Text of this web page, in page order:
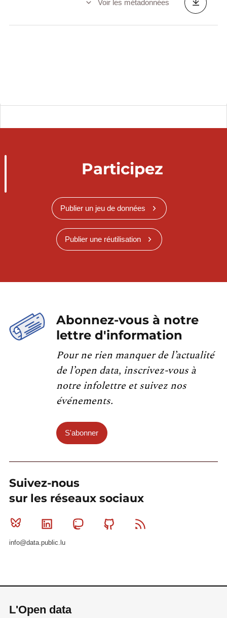
Voir les métadonnées
Participez
Publier un jeu de données
Publier une réutilisation
Abonnez-vous à notre
lettre d'information
Pour ne rien manquer de l’actualité
de l’open data, inscrivez-vous à
notre infolettre et suivez nos
événements.
S'abonner
Suivez-nous
sur les réseaux sociaux
Bluesky Linkedin MastodonGithub
info@data.public.lu
L'Open data